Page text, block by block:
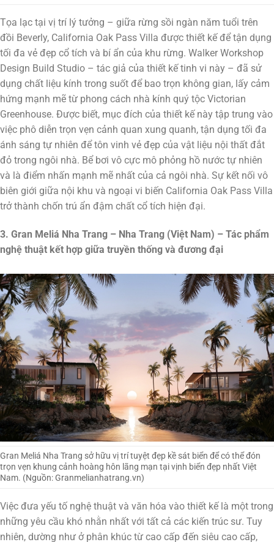
Tọa lạc tại vị trí lý tưởng – giữa rừng sồi ngàn năm tuổi trên
đồi Beverly, California Oak Pass Villa được thiết kế để tận dụng
tối đa vẻ đẹp cổ tích và bí ẩn của khu rừng. Walker Workshop
Design Build Studio – tác giả của thiết kế tinh vi này – đã sử
dụng chất liệu kính trong suốt để bao trọn không gian, lấy cảm
hứng mạnh mẽ từ phong cách nhà kính quý tộc Victorian
Greenhouse. Được biết, mục đích của thiết kế này tập trung vào
việc phô diễn trọn vẹn cảnh quan xung quanh, tận dụng tối đa
ánh sáng tự nhiên để tôn vinh vẻ đẹp của vật liệu nội thất đắt
đỏ trong ngôi nhà. Bể bơi vô cực mô phỏng hồ nước tự nhiên
và là điểm nhấn mạnh mẽ nhất của cả ngôi nhà. Sự kết nối vô
biên giới giữa nội khu và ngoại vi biến California Oak Pass Villa
trở thành chốn trú ẩn đậm chất cổ tích hiện đại.
3. Gran Meliá Nha Trang – Nha Trang (Việt Nam) – Tác phẩm
nghệ thuật kết hợp giữa truyền thống và đương đại
Gran Meliá Nha Trang sở hữu vị trí tuyệt đẹp kề sát biển để có thể đón
trọn vẹn khung cảnh hoàng hôn lãng mạn tại vịnh biển đẹp nhất Việt
Nam. (Nguồn: Granmelianhatrang.vn)
Việc đưa yếu tố nghệ thuật và văn hóa vào thiết kế là một trong
những yêu cầu khó nhằn nhất với tất cả các kiến trúc sư. Tuy
nhiên, dường như ở phân khúc từ cao cấp đến siêu cao cấp,